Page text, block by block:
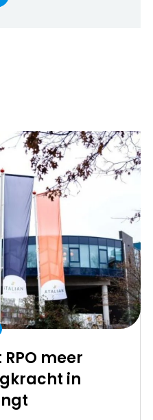
meer
in